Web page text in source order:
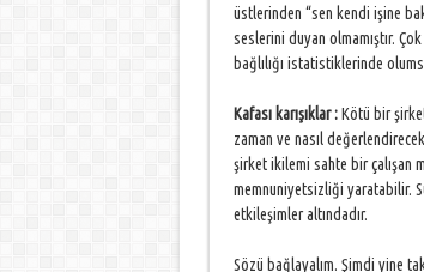
üstlerinden “sen kendi işine
seslerini duyan olmamıştır.
bağlılığı istatistiklerinde
Kafası karışıklar :Kötü bir
zaman ve nasıl
şirket ikilemi sahte bir çalışan
memnuniyetsizliği yaratabilir.
etkileşimler altındadır.
Sözü bağlayalım. Şimdi yine